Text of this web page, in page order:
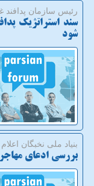
رئیس سازمان پدافند
سند استراتژیك
شود
بنیاد ملی نخبگان
بررسی ادعای